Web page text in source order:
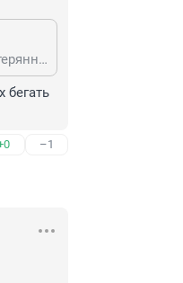
Да, риск высокий, но когда экипаж чуть не плачет, находятся в полной растерянности, бегают, просят.....оставлять без внимания, всё равно - нехорошо....🤔
бегать
–1